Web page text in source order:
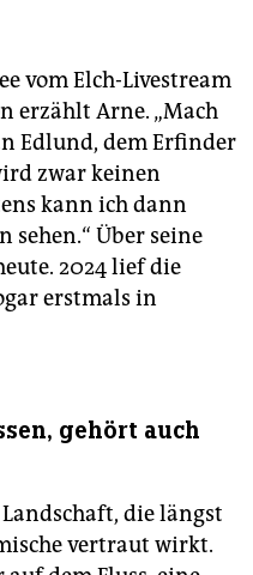
vom Elch-Livestream
erzählt Arne. „Mach
Edlund, dem Erfinder
zwar keinen
kann ich dann
sehen.“ Über seine
2024 lief die
erstmals in
gehört auch
die längst
vertraut wirkt.